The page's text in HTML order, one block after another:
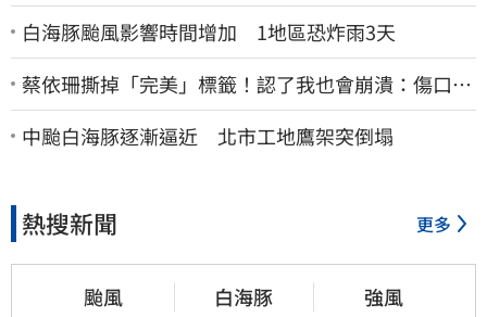
白海豚颱風影響時間增加 1地區恐炸雨3天
蔡依珊撕掉「完美」標籤！認了我也會崩潰：傷口終
究會癒合
中颱白海豚逐漸逼近 北市工地鷹架突倒塌
熱搜新聞 更多
颱風 白海豚 強風